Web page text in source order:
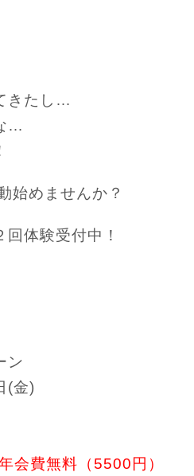
きたし…
…
始めませんか？
体験受付中！
ン
(金)
会費無料（5500円）